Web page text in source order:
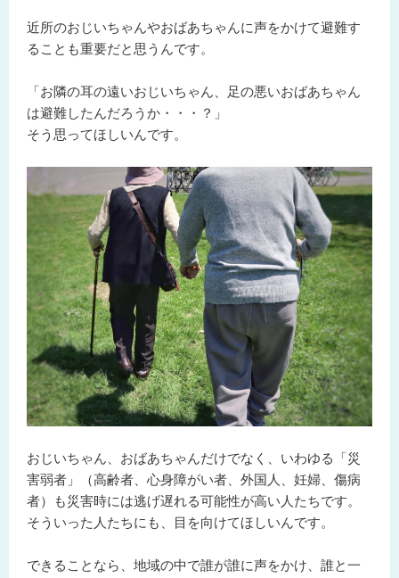
近所のおじいちゃんやおばあちゃんに声をかけて避難す
ることも重要だと思うんです。
「お隣の耳の遠いおじいちゃん、足の悪いおばあちゃん
は避難したんだろうか・・・？」
そう思ってほしいんです。
おじいちゃん、おばあちゃんだけでなく、いわゆる「災
害弱者」（高齢者、心身障がい者、外国人、妊婦、傷病
者）も災害時には逃げ遅れる可能性が高い人たちです。
そういった人たちにも、目を向けてほしいんです。
できることなら、地域の中で誰が誰に声をかけ、誰と一